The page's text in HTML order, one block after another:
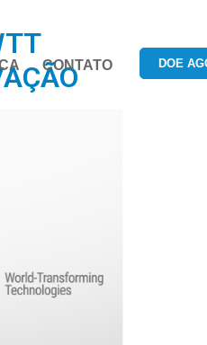
CONTATO DOE